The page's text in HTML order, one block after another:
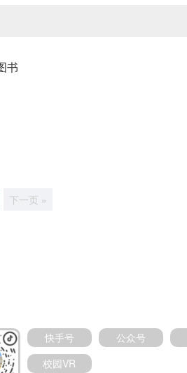
书
下一页 »
快手号 公众号
校园VR